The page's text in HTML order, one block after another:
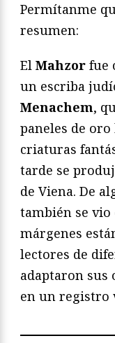
Permítanme
resumen:
El Mahzor fue
un escriba
Menachem,
paneles de
criaturas
tarde se
de Viena. De
también se vio
márgenes
lectores de
adaptaron
en un registro